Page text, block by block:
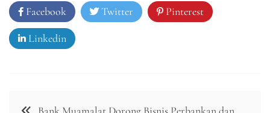
Facebook Twitter Pinterest
Linkedin
Navigasi
Bank Muamalat Dorong Bisnis Perbankan dan